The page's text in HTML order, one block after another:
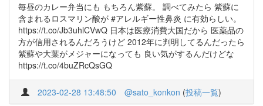
毎昼のカレー弁当にも もちろん紫蘇。 調べてみたら 紫蘇に
含まれるロスマリン酸が #アレルギー性鼻炎 に有効らしい。
https://t.co/Jb3uhlCVwQ 日本は医療消費大国だから 医薬品の
方が信用されるんだろうけど 2012年に判明してるんだったら
紫蘇や大葉がメジャーになっても 良い気がするんだけどな
https://t.co/4buZRcQsGQ
2023-02-28 13:48:50 @sato_konkon (投稿一覧)